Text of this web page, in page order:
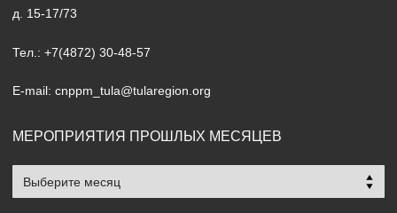
д. 15-17/73
Тел.: +7(4872) 30-48-57
E-mail: cnppm_tula@tularegion.org
МЕРОПРИЯТИЯ ПРОШЛЫХ МЕСЯЦЕВ
Мероприятия
прошлых